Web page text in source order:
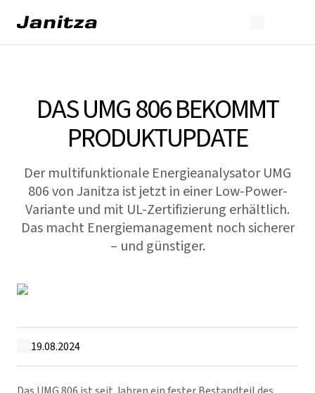
DAS UMG 806 BEKOMMT
PRODUKTUPDATE
Der multifunktionale Energieanalysator UMG
806 von Janitza ist jetzt in einer Low-Power-
Variante und mit UL-Zertifizierung erhältlich.
Das macht Energiemanagement noch sicherer
– und günstiger.
19.08.2024